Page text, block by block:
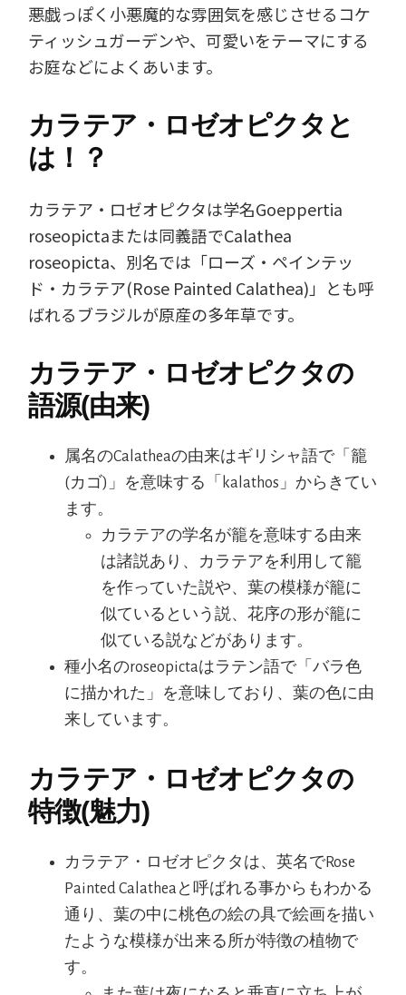
悪戯っぽく小悪魔的な雰囲気を感じさせるコケ
ティッシュガーデンや、可愛いをテーマにする
お庭などによくあいます。
カラテア・ロゼオピクタと
は！？
カラテア・ロゼオピクタは学名Goeppertia
roseopictaまたは同義語でCalathea
roseopicta、別名では「ローズ・ペインテッ
ド・カラテア(Rose Painted Calathea)」とも呼
ばれるブラジルが原産の多年草です。
カラテア・ロゼオピクタの
語源(由来)
属名のCalatheaの由来はギリシャ語で「籠
(カゴ)」を意味する「kalathos」からきてい
ます。
カラテアの学名が籠を意味する由来
は諸説あり、カラテアを利用して籠
を作っていた説や、葉の模様が籠に
似ているという説、花序の形が籠に
似ている説などがあります。
種小名のroseopictaはラテン語で「バラ色
に描かれた」を意味しており、葉の色に由
来しています。
カラテア・ロゼオピクタの
特徴(魅力)
カラテア・ロゼオピクタは、英名でRose
Painted Calatheaと呼ばれる事からもわかる
通り、葉の中に桃色の絵の具で絵画を描い
たような模様が出来る所が特徴の植物で
す。